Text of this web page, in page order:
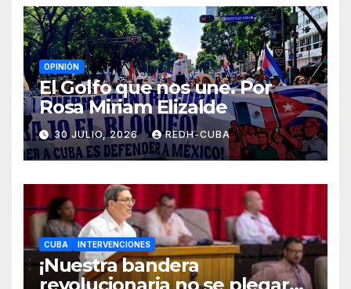
OPINIÓN
El Golfo que nos une. Por
Rosa Miriam Elizalde
30 JULIO, 2026 REDH-CUBA
CUBA INTERVENCIONES
¡Nuestra bandera